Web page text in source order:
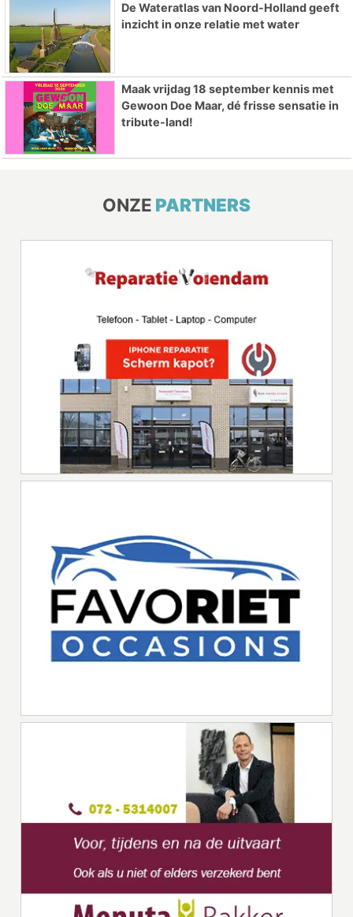
De Wateratlas van Noord-Holland geeft
inzicht in onze relatie met water
Maak vrijdag 18 september kennis met
Gewoon Doe Maar, dé frisse sensatie in
tribute-land!
ONZE PARTNERS